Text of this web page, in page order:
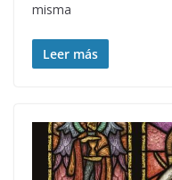
misma
Leer más